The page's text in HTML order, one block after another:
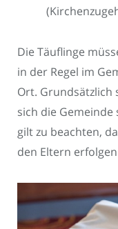
Die Täuflinge
in der Regel im
Ort. Grundsätzlich
sich die
gilt zu beachten,
den Eltern